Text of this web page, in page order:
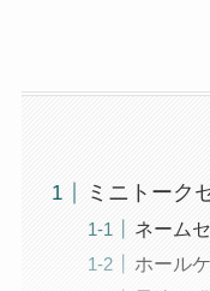
ミニトーク
ネーム
ホール